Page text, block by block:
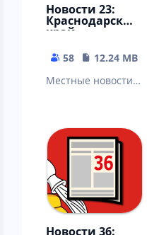
Новости 23:
Краснодарский
край
58
12.24 MB
Местные новости:
Армавир, Ейское,
Анапа, Ейск…
Новости 36: